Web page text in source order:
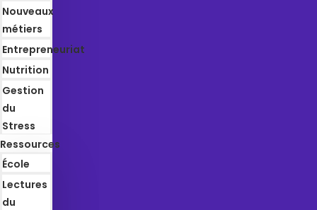
Nouveaux
métiers
Entrepreneuriat
Nutrition
Gestion
du
Stress
Ressources
École
Lectures
du